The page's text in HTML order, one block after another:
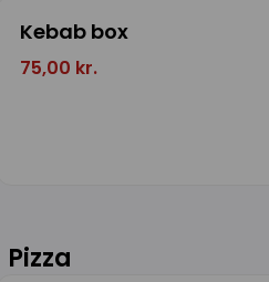
Kebab box
75,00 kr.
Pizza